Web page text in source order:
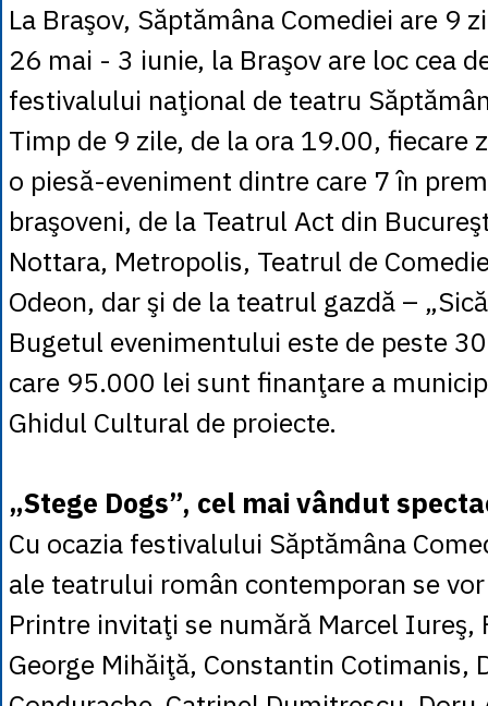
1 UAH= 0.1048
1 ZAR= 0.2318
La Braşov, Săptămâna Comediei are 9
26 mai - 3 iunie, la Braşov are loc cea
festivalului naţional de teatru
Timp de 9 zile, de la ora 19.00, fiecare
o piesă-eveniment dintre care 7 în
braşoveni, de la Teatrul Act din
Nottara, Metropolis, Teatrul de
Odeon, dar şi de la teatrul gazdă –
Bugetul evenimentului este de peste
care 95.000 lei sunt finanţare a
Ghidul Cultural de proiecte.
„Stege Dogs”, cel mai vândut
Cu ocazia festivalului Săptămâna
ale teatrului român contemporan se
Printre invitaţi se numără Marcel Iureş,
George Mihăiţă, Constantin Cotimanis,